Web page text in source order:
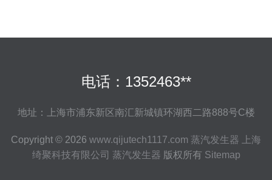
电话：1352463**
地址：上海市浦东新区南汇新城镇环湖西二路888号C楼
Copyright © 2026 www.qijutech1117.com 蒸汽发生器
上海
绮聚科技有限公司 蒸汽发生器 版权所有 Sitemap